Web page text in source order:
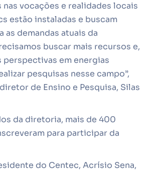
nas vocações e realidades locais
estão instaladas e buscam
as demandas atuais da
buscar mais recursos e,
perspectivas em energias
pesquisas nesse campo”,
de Ensino e Pesquisa, Silas
da diretoria, mais de 400
para participar da
do Centec, Acrísio Sena,